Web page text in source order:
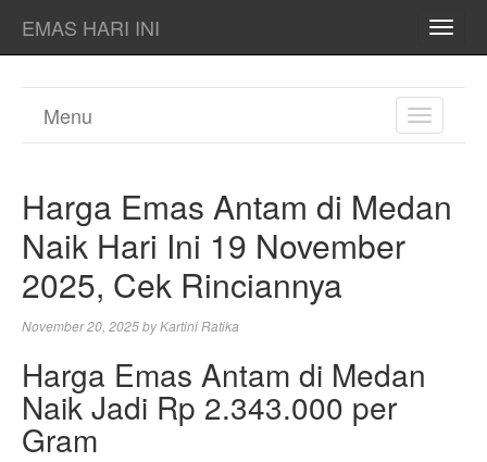
EMAS HARI INI
TOGGLE
Menu
Harga Emas Antam di Medan
Naik Hari Ini 19 November
2025, Cek Rinciannya
November 20, 2025byKartini Ratika
Harga Emas Antam di Medan
Naik Jadi Rp 2.343.000 per
Gram